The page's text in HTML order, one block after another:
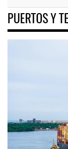
PUERTOS Y